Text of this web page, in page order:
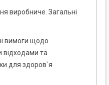
виробниче. Загальні
вимоги щодо
та
для здоров`я